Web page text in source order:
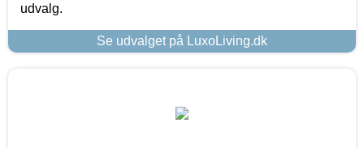
udvalg.
Se udvalget på LuxoLiving.dk